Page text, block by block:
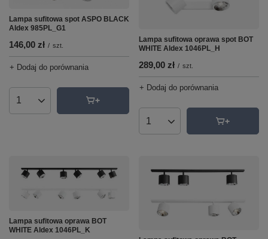
Lampa sufitowa spot ASPO BLACK
Aldex 985PL_G1
146,00 zł / szt.
+ Dodaj do porównania
Ilość produktów
Lampa sufitowa oprawa spot BOT
WHITE Aldex 1046PL_H
289,00 zł / szt.
+ Dodaj do porównania
Ilość produktów
Lampa sufitowa oprawa BOT
WHITE Aldex 1046PL_K